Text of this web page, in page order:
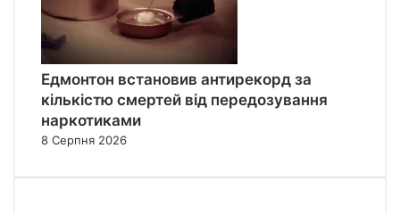
Едмонтон встановив антирекорд за
кількістю смертей від передозування
наркотиками
8 Серпня 2026